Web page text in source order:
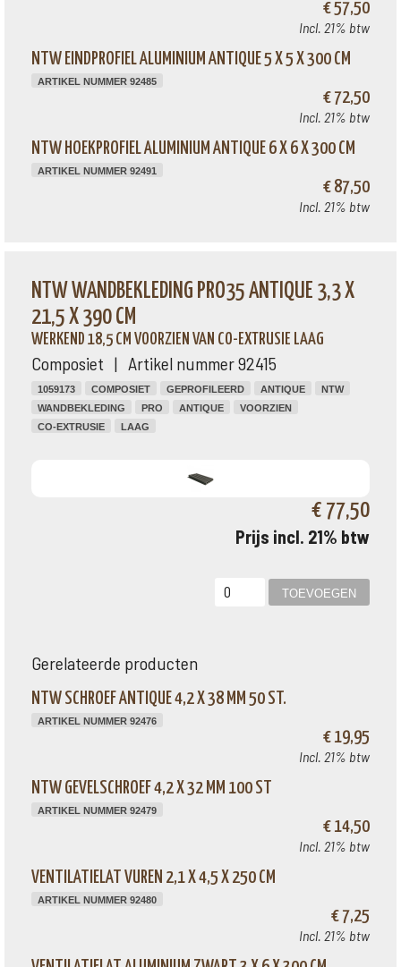
€ 57,50
Incl. 21% btw
NTW EINDPROFIEL ALUMINIUM ANTIQUE 5 X 5 X 300 CM
ARTIKEL NUMMER 92485
€ 72,50
Incl. 21% btw
NTW HOEKPROFIEL ALUMINIUM ANTIQUE 6 X 6 X 300 CM
ARTIKEL NUMMER 92491
€ 87,50
Incl. 21% btw
NTW WANDBEKLEDING PRO35 ANTIQUE 3,3 X
21,5 X 390 CM
WERKEND 18,5 CM VOORZIEN VAN CO-EXTRUSIE LAAG
Composiet | Artikel nummer 92415
1059173 COMPOSIET GEPROFILEERD ANTIQUE
NTW
WANDBEKLEDING
PRO ANTIQUE
VOORZIEN
CO-EXTRUSIE
LAAG
€ 77,50
Prijs incl. 21% btw
Gerelateerde producten
NTW SCHROEF ANTIQUE 4,2 X 38 MM 50 ST.
ARTIKEL NUMMER 92476
€ 19,95
Incl. 21% btw
NTW GEVELSCHROEF 4,2 X 32 MM 100 ST
ARTIKEL NUMMER 92479
€ 14,50
Incl. 21% btw
VENTILATIELAT VUREN 2,1 X 4,5 X 250 CM
ARTIKEL NUMMER 92480
€ 7,25
Incl. 21% btw